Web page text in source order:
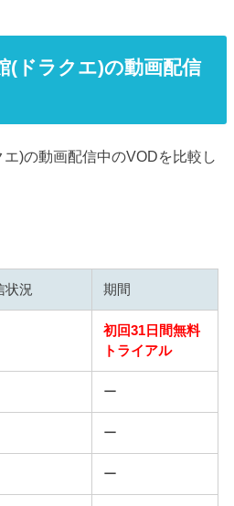
(ドラクエ)の動画配信
)の動画配信中のVODを比較し
状況 期間
初回31日間無料
トライアル
ー
ー
ー